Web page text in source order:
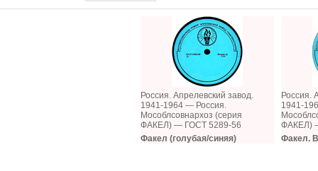
Россия. Апрелевский завод.
1941-1964 — Россия.
Мособлсовнархоз (серия
ФАКЕЛ) — ГОСТ 5289-56
Факел (голубая/синяя)
Россия.
1941-
ФАКЕЛ)
Факел.